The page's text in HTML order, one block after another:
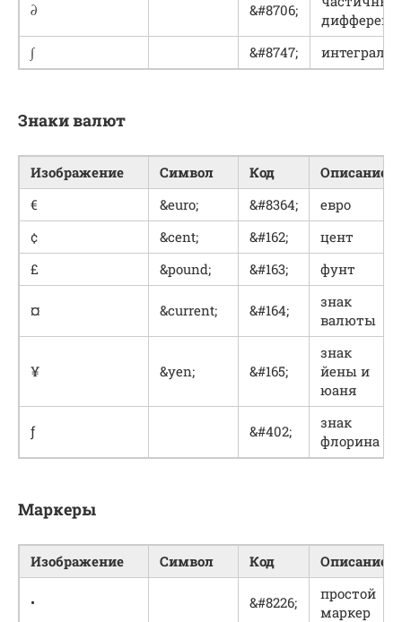
∂ &#8706;
∫
&#8747; интеграл
Знаки валют
Изображение Символ Код
Описание
€
&euro; &#8364;
евро
¢
&cent; &#162;
цент
£
&pound; &#163; фунт
¤ &current; &#164;
знак
валюты
¥ &yen; &#165;
знак
йены и
юаня
ƒ &#402;
знак
флорина
Маркеры
Изображение Символ Код Описание
• &#8226;
простой
маркер